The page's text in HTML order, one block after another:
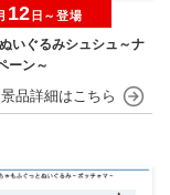
いぐるみシュシュ～ナ
ーン～
12 日～登場